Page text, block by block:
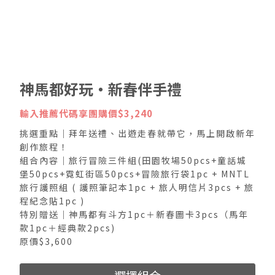
神馬都好玩・新春伴手禮
輸入推薦代碼享團購價$3,240
挑選重點｜拜年送禮、出遊走春就帶它，馬上開啟新年
創作旅程！
組合內容｜旅行冒險三件組(田園牧場50pcs+童話城
堡50pcs+霓虹街區50pcs+冒險旅行袋1pc + MNTL
旅行護照組 ( 護照筆記本1pc + 旅人明信片3pcs + 旅
程紀念貼1pc )
特別贈送｜神馬都有斗方1pc＋新春圖卡3pcs（馬年
款1pc＋經典款2pcs)
原價$3,600